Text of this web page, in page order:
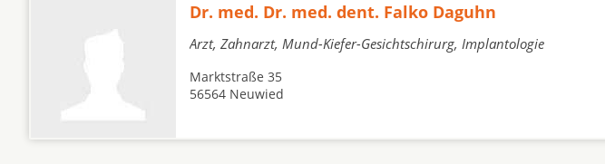
Dr. med. Dr. med. dent. Falko Daguhn
Arzt, Zahnarzt, Mund-Kiefer-Gesichtschirurg, Implantologie
Marktstraße 35
56564 Neuwied